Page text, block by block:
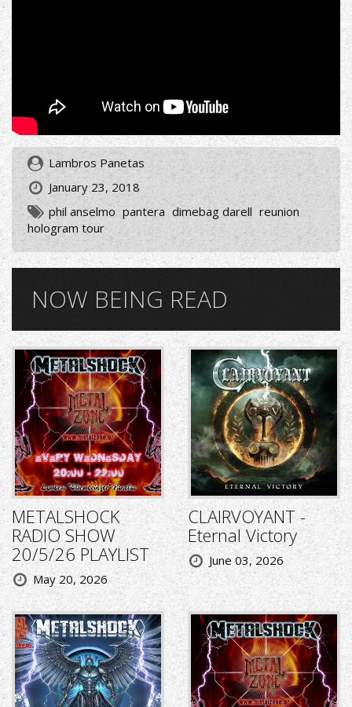
Lambros Panetas
January 23, 2018
phil anselmo pantera dimebag darell reunion
hologram tour
NOW BEING READ
METALSHOCK
RADIO SHOW
20/5/26 PLAYLIST
May 20, 2026
CLAIRVOYANT -
Eternal Victory
June 03, 2026